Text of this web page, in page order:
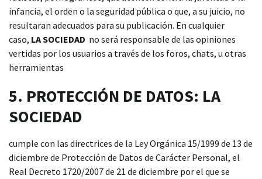
infancia, el orden o la seguridad pública o que, a su juicio, no
resultaran adecuados para su publicación. En cualquier
caso, LA SOCIEDAD no será responsable de las opiniones
vertidas por los usuarios a través de los foros, chats, u otras
herramientas
5. PROTECCIÓN DE DATOS: LA
SOCIEDAD
cumple con las directrices de la Ley Orgánica 15/1999 de 13 de
diciembre de Protección de Datos de Carácter Personal, el
Real Decreto 1720/2007 de 21 de diciembre por el que se